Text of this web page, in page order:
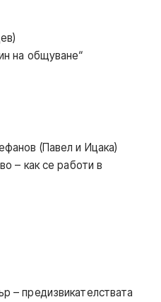
на общуване“
(Павел и Ицака)
– как се работи в
– предизвикателствата